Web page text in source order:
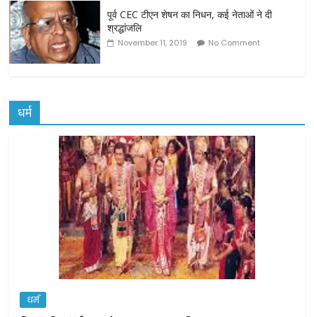
पूर्व CEC टीएन शेषन का निधन, कई नेताओं ने दी
श्रद्धांजलि
November 11, 2019 No Comment
धर्म
धर्म